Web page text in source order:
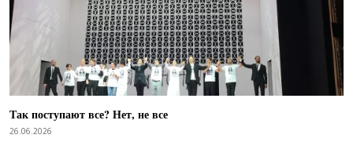
Так поступают все? Нет, не все
26.06.2026